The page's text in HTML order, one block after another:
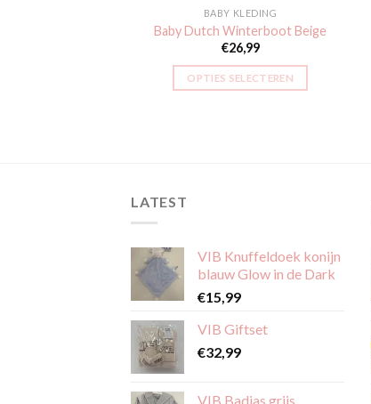
BABY KLEDING
Baby Dutch Winterboot Beige
€26,99
OPTIES SELECTEREN
gekozen
worden
op
de
productpagina
LATEST
VIB Knuffeldoek konijn
blauw Glow in de Dark
€15,99
VIB Giftset
€32,99
VIB Badjas grijs